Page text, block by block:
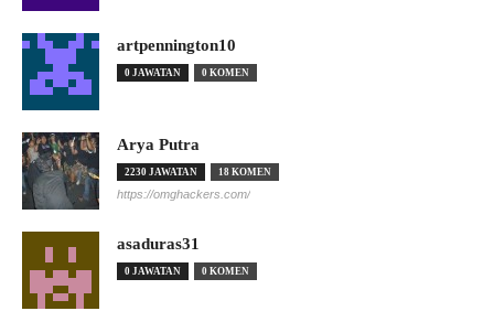
artpennington10
0 JAWATAN 0 KOMEN
Arya Putra
2230 JAWATAN 18 KOMEN
https://omghackers.com/
asaduras31
0 JAWATAN 0 KOMEN